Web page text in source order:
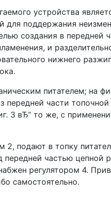
устройства
для поддержания
создания в передней
и
нижнего
питателем; на
передней части
3 вЂ” то же, с
2, подают в топку
частью цепной
регулятором 4.
самостоятельно.